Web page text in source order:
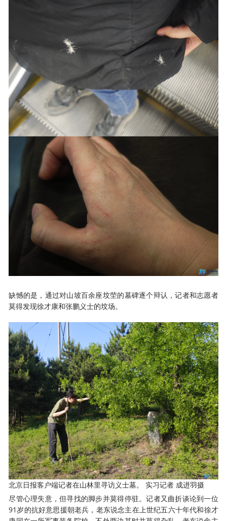
缺憾的是，通过对山坡百余座坟茔的墓碑逐个辩认，记者和志愿者
莫得发现徐才康和张鹏义士的坟场。
北京日报客户端记者在山林里寻访义士墓。 实习记者 成进羽摄
尽管心理失意，但寻找的脚步并莫得停驻。记者又曲折谈论到一位
91岁的抗好意思援朝老兵，老东说念主在上世纪五六十年代和徐才